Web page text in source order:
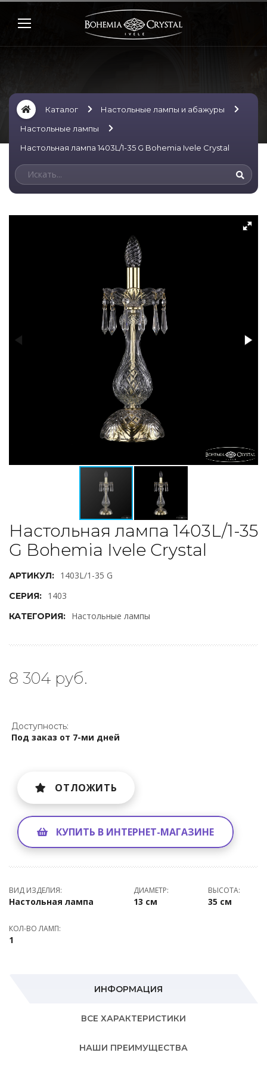
Каталог
Настольные лампы и абажуры
Настольные лампы
Настольная лампа 1403L/1-35 G Bohemia Ivele Crystal
Настольная лампа 1403L/1-35
G Bohemia Ivele Crystal
АРТИКУЛ: 1403L/1-35 G
СЕРИЯ: 1403
КАТЕГОРИЯ: Настольные лампы
8 304 руб.
Доступность:
Под заказ от 7-ми дней
ОТЛОЖИТЬ
КУПИТЬ В ИНТЕРНЕТ-МАГАЗИНЕ
ВИД ИЗДЕЛИЯ:
Настольная лампа
ДИАМЕТР:
13 см
ВЫСОТА:
35 см
КОЛ-ВО ЛАМП:
1
ИНФОРМАЦИЯ
ВСЕ ХАРАКТЕРИСТИКИ
НАШИ ПРЕИМУЩЕСТВА